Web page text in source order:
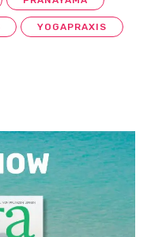
YOGAPRAXIS